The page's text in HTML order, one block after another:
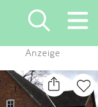
×
Anzeige